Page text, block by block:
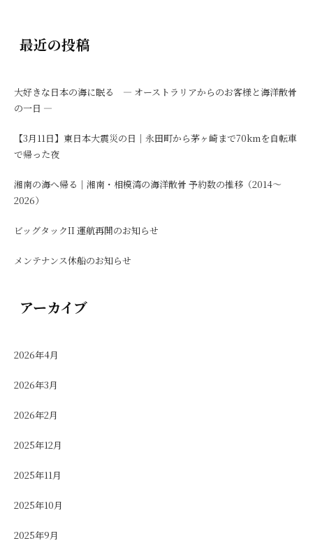
最近の投稿
大好きな日本の海に眠る ― オーストラリアからのお客様と海洋散骨
の一日 ―
【3月11日】東日本大震災の日｜永田町から茅ヶ崎まで70kmを自転車
で帰った夜
湘南の海へ帰る｜湘南・相模湾の海洋散骨 予約数の推移（2014〜
2026）
ビッグタックII 運航再開のお知らせ
メンテナンス休船のお知らせ
アーカイブ
2026年4月
2026年3月
2026年2月
2025年12月
2025年11月
2025年10月
2025年9月